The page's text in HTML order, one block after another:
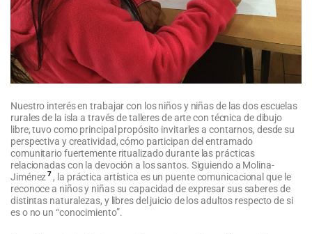
Nuestro interés en trabajar con los niños y niñas de las dos escuelas
rurales de la isla a través de talleres de arte con técnica de dibujo
libre, tuvo como principal propósito invitarles a contarnos, desde su
perspectiva y creatividad, cómo participan del entramado
comunitario fuertemente ritualizado durante las prácticas
relacionadas con la devoción a los santos. Siguiendo a Molina-
Jiménez7 , la práctica artística es un puente comunicacional que le
reconoce a niños y niñas su capacidad de expresar sus saberes de
distintas naturalezas, y libres del juicio de los adultos respecto de si
es o no un “conocimiento”.